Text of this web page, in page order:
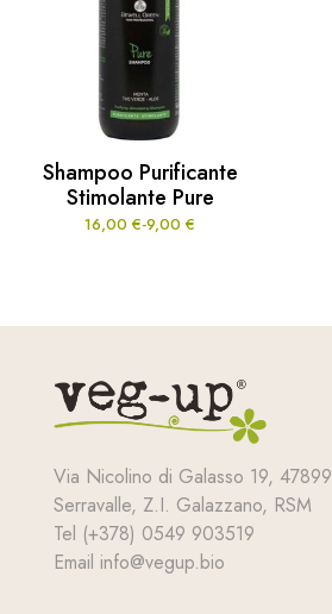
Shampoo Purificante
Stimolante Pure
9,00 €
-
16,00 €Fascia
9,00 €
Via Nicolino di Galasso 19, 47899
Serravalle, Z.I. Galazzano, RSM
Tel (+378) 0549 903519
Email info@vegup.bio